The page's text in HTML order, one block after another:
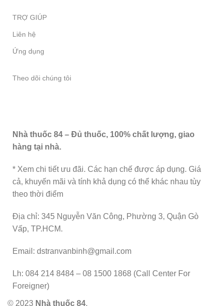
TRỢ GIÚP
Liên hệ
Ứng dụng
Theo dõi chúng tôi
Nhà thuốc 84 – Đủ thuốc, 100% chất lượng, giao
hàng tại nhà.
* Xem chi tiết ưu đãi. Các hạn chế được áp dụng. Giá
cả, khuyến mãi và tính khả dụng có thể khác nhau tùy
theo thời điểm
Địa chỉ: 345 Nguyễn Văn Công, Phường 3, Quận Gò
Vấp, TP.HCM.
Email: dstranvanbinh@gmail.com
Lh: 084 214 8484 – 08 1500 1868 (Call Center For
Foreigner)
© 2023 Nhà thuốc 84.